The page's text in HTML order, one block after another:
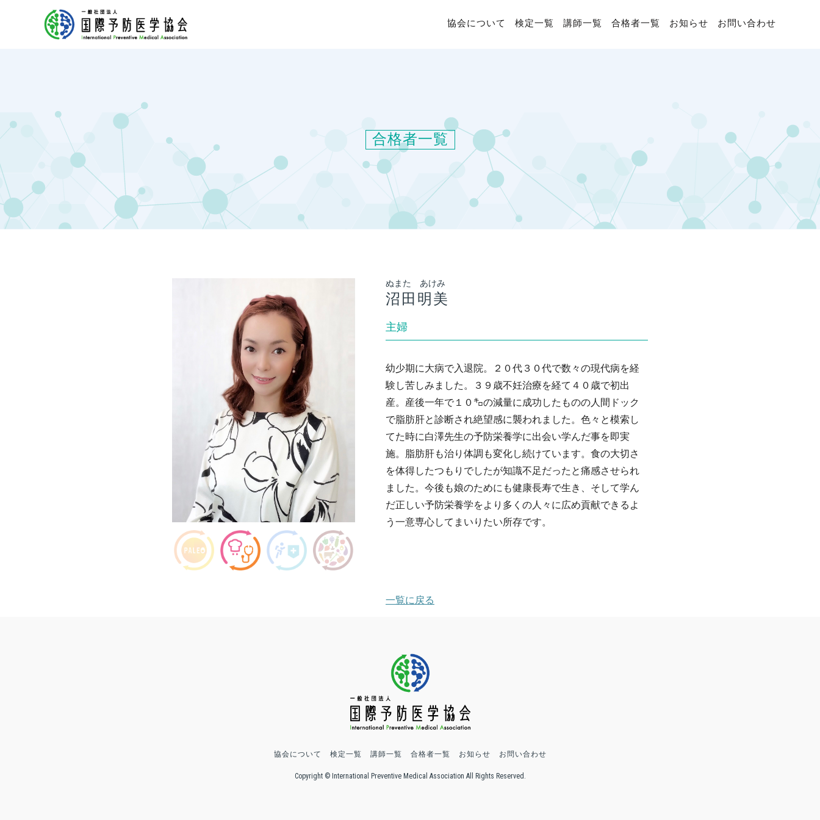
協会について 検定一覧 講師一覧 合格者一覧 お知らせ お問い合わせ
合格者一覧
ぬまた あけみ
沼田明美
主婦
幼少期に大病で入退院。２０代３０代で数々の現代病を経
験し苦しみました。３９歳不妊治療を経て４０歳で初出
産。産後一年で１０㌔の減量に成功したものの人間ドック
で脂肪肝と診断され絶望感に襲われました。色々と模索し
てた時に白澤先生の予防栄養学に出会い学んだ事を即実
施。脂肪肝も治り体調も変化し続けています。食の大切さ
を体得したつもりでしたが知識不足だったと痛感させられ
ました。今後も娘のためにも健康長寿で生き、そして学ん
だ正しい予防栄養学をより多くの人々に広め貢献できるよ
う一意専心してまいりたい所存です。
一覧に戻る
協会について 検定一覧 講師一覧 合格者一覧 お知らせ お問い合わせ
Copyright © International Preventive Medical Association All Rights Reserved.